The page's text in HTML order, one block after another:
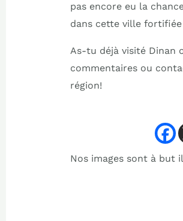
pas encore eu la
dans cette ville
As-tu déjà visité Dinan
commentaires ou
région!
Nos images sont à but